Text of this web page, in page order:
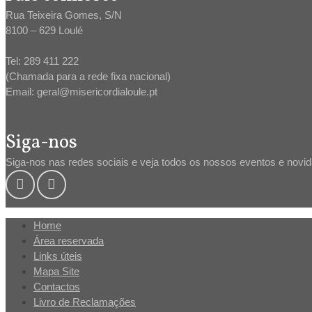
Rua Teixeira Gomes, S/N
8100 – 629 Loulé
Tel: 289 411 222
(Chamada para a rede fixa nacional)
Email: geral@misericordialoule.pt
Siga-nos
Siga-nos nas redes sociais e veja todos os nossos eventos e
Home
Área reservada
Links úteis
Mapa Site
Contactos
Livro de Reclamações